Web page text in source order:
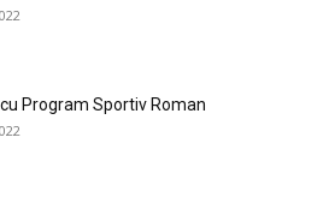
Program Sportiv Roman